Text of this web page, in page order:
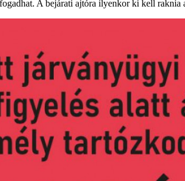
A bejárati ajtóra ilyenkor ki kell raknia